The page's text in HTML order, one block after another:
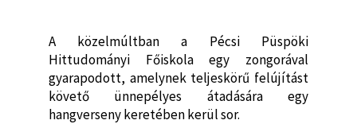
A közelmúltban a Pécsi Püspöki
Hittudományi Főiskola egy zongorával
gyarapodott, amelynek teljeskörű felújítást
követő ünnepélyes átadására egy
hangverseny keretében kerül sor.